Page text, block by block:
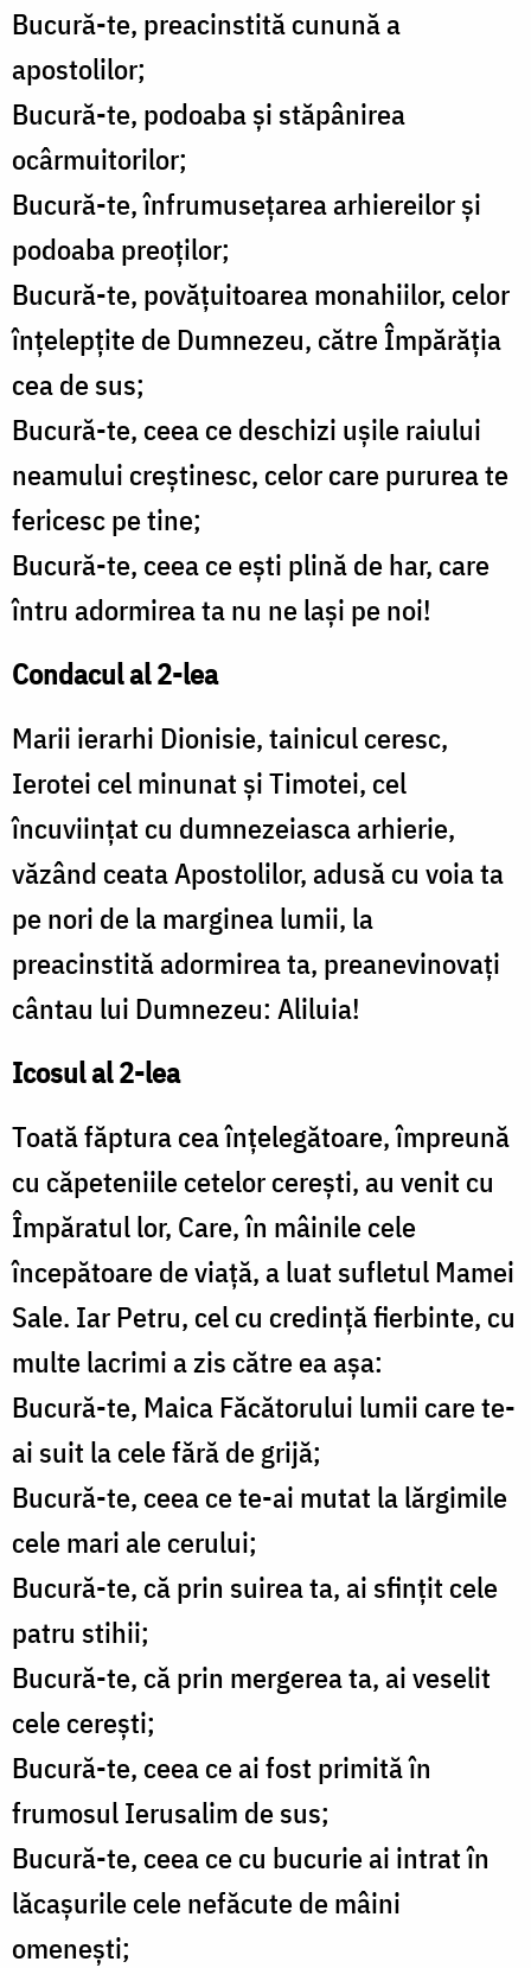
Bucură-te, preacinstită cunună a
apostolilor;
Bucură-te, podoaba şi stăpânirea
ocârmuitorilor;
Bucură-te, înfrumuseţarea arhiereilor şi
podoaba preoţilor;
Bucură-te, povăţuitoarea monahiilor, celor
înţelepţite de Dumnezeu, către Împărăţia
cea de sus;
Bucură-te, ceea ce deschizi uşile raiului
neamului creştinesc, celor care pururea te
fericesc pe tine;
Bucură-te, ceea ce eşti plină de har, care
întru adormirea ta nu ne laşi pe noi!
Condacul al 2-lea
Marii ierarhi Dionisie, tainicul ceresc,
Ierotei cel minunat şi Timotei, cel
încuviinţat cu dumnezeiasca arhierie,
văzând ceata Apostolilor, adusă cu voia ta
pe nori de la marginea lumii, la
preacinstită adormirea ta, preanevinovaţi
cântau lui Dumnezeu: Aliluia!
Icosul al 2-lea
Toată făptura cea înţelegătoare, împreună
cu căpeteniile cetelor cereşti, au venit cu
Împăratul lor, Care, în mâinile cele
începătoare de viaţă, a luat sufletul Mamei
Sale. Iar Petru, cel cu credinţă fierbinte, cu
multe lacrimi a zis către ea aşa:
Bucură-te, Maica Făcătorului lumii care te-
ai suit la cele fără de grijă;
Bucură-te, ceea ce te-ai mutat la lărgimile
cele mari ale cerului;
Bucură-te, că prin suirea ta, ai sfinţit cele
patru stihii;
Bucură-te, că prin mergerea ta, ai veselit
cele cereşti;
Bucură-te, ceea ce ai fost primită în
frumosul Ierusalim de sus;
Bucură-te, ceea ce cu bucurie ai intrat în
lăcaşurile cele nefăcute de mâini
omeneşti;